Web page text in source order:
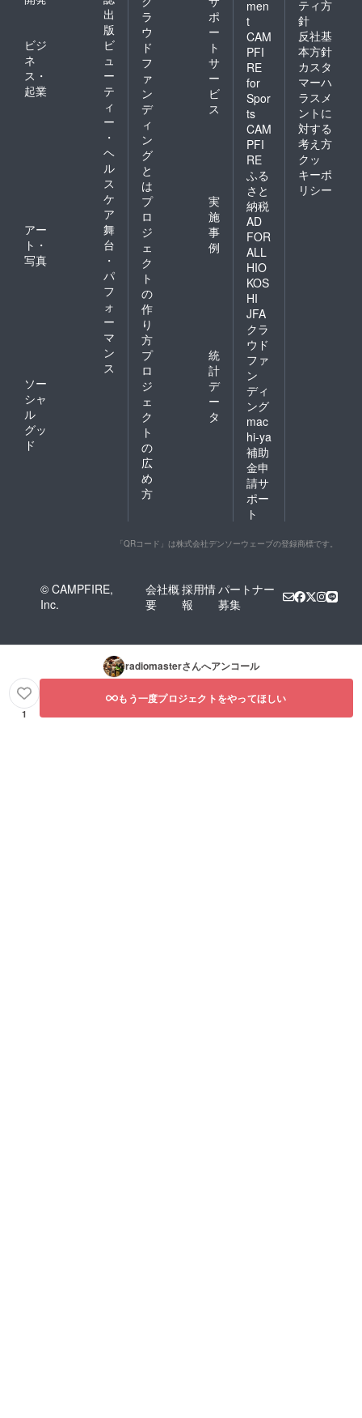
出
版
ビジ
ネ
ス・
起業
ビ
ュ
ー
テ
ィ
ー
・
ヘ
ル
ス
ケ
ア
アー
ト・
写真
舞
台
・
パ
フ
ォ
ー
マ
ン
ス
ソー
シャ
ル
グッ
ド
ラ
ウ
ド
フ
ァ
ン
デ
ィ
ン
グ
と
は
ポ
ー
ト
サ
ー
ビ
ス
プ
ロ
ジ
ェ
ク
ト
の
作
り
方
実
施
事
例
プ
ロ
ジ
ェ
ク
ト
の
広
め
方
統
計
デ
ー
タ
men
t
CAM
PFI
RE
for
Spor
ts
CAM
PFI
RE
ふる
さと
納税
AD
FOR
ALL
HIO
KOS
HI
JFA
クラ
ウド
ファ
ン
ディ
ング
mac
hi-ya
補助
金申
請サ
ポー
ト
ティ方
針
反社基
本方針
カスタ
マーハ
ラスメ
ントに
対する
考え方
クッ
キーポ
リシー
「QRコード」は株式会社デンソーウェーブの登録商標です。
© CAMPFIRE,
Inc.
会社概
要
採用情
報
パートナー
募集
radiomasterさんへアンコール
1
もう一度プロジェクトをやってほしい